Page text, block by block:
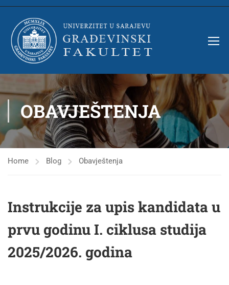
OBAVJEŠTENJA
Home Blog Obavještenja
Instrukcije za upis kandidata u
prvu godinu I. ciklusa studija
2025/2026. godina